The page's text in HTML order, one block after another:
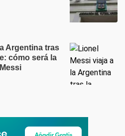
Argentina tras
cómo será la